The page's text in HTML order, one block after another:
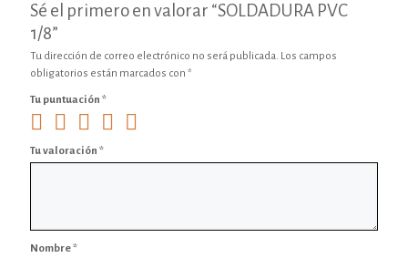
Sé el primero en valorar “SOLDADURA PVC
1/8”
Tu dirección de correo electrónico no será publicada. Los campos
obligatorios están marcados con *
Tu puntuación *
Tu valoración *
Nombre*